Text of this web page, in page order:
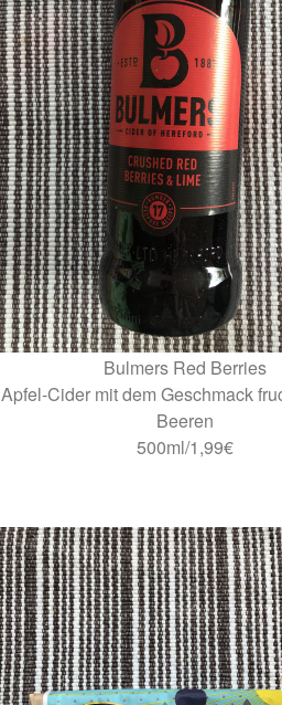
Bulmers Red Berries
Apfel-Cider mit dem Geschmack
Beeren
500ml/1,99€